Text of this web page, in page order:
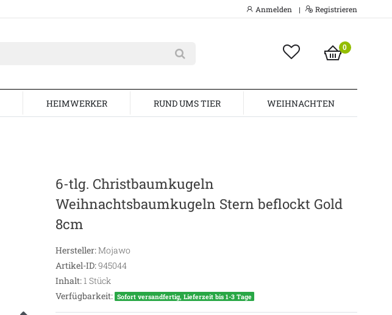
Anmelden | Registrieren
0
HEIMWERKER RUND UMS TIER WEIHNACHTEN
6-tlg. Christbaumkugeln
Weihnachtsbaumkugeln Stern beflockt Gold
8cm
Hersteller:Mojawo
Artikel-ID:945044
Inhalt:1 Stück
Verfügbarkeit: Sofort versandfertig, Lieferzeit bis 1-3 Tage